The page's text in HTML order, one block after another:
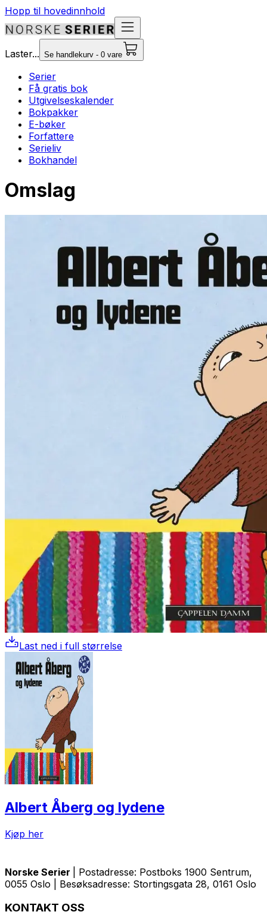
Hopp til hovedinnhold
Laster... Se handlekurv - 0 vare
Serier
Få gratis bok
Utgivelseskalender
Bokpakker
E-bøker
Forfattere
Serieliv
Bokhandel
Omslag
Last ned i full størrelse
Albert Åberg og lydene
Kjøp her
Norske Serier
| Postadresse: Postboks 1900 Sentrum,
0055 Oslo | Besøksadresse: Stortingsgata 28, 0161 Oslo
KONTAKT OSS